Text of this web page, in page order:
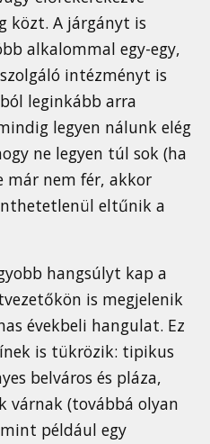
közt. A járgányt is
alkalommal egy-egy,
intézményt is
leginkább arra
legyen nálunk elég
ne legyen túl sok (ha
már nem fér, akkor
eltűnik a
hangsúlyt kap a
is megjelenik
évekbeli hangulat. Ez
is tükrözik: tipikus
belváros és pláza,
várnak (továbbá olyan
például egy